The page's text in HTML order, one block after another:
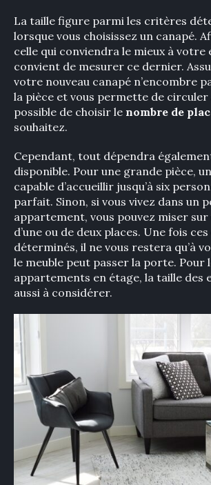
La taille figure parmi les critères
lorsque vous choisissez un canapé.
celle qui conviendra le mieux à votre
convient de mesurer ce dernier.
votre nouveau canapé n’encombre
la pièce et vous permette de
possible de choisir le nombre de
souhaitez.
Cependant, tout dépendra
disponible. Pour une grande pièce,
capable d’accueillir jusqu’à six
parfait. Sinon, si vous vivez dans un
appartement, vous pouvez miser sur
d’une ou de deux places. Une fois
déterminés, il ne vous restera qu’à
le meuble peut passer la porte. Pour
appartements en étage, la taille des
aussi à considérer.
Rechercher
: